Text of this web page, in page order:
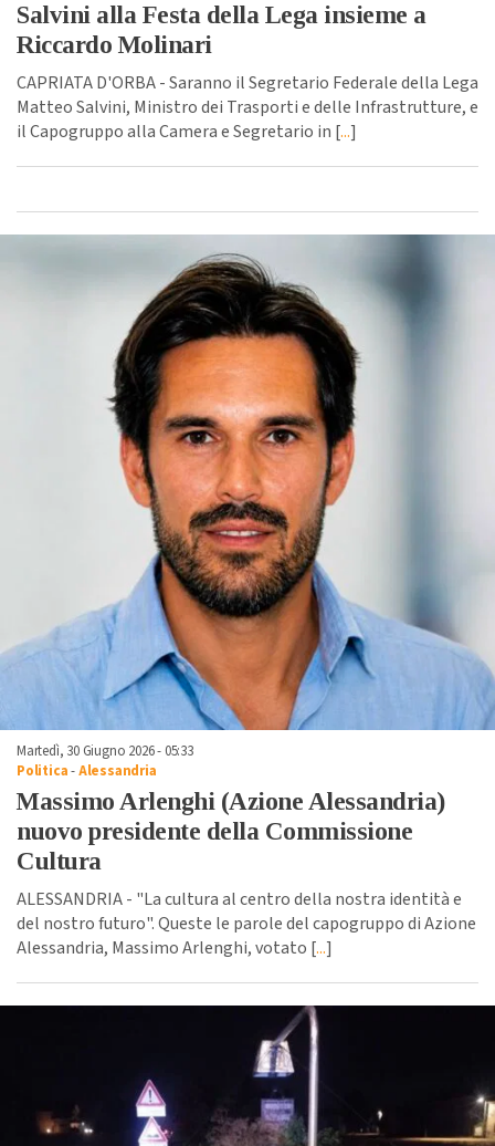
Salvini alla Festa della Lega insieme a
Riccardo Molinari
CAPRIATA D'ORBA - Saranno il Segretario Federale della Lega
Matteo Salvini, Ministro dei Trasporti e delle Infrastrutture, e
il Capogruppo alla Camera e Segretario in [...]
Martedì, 30 Giugno 2026 - 05:33
Politica-Alessandria
Massimo Arlenghi (Azione Alessandria)
nuovo presidente della Commissione
Cultura
ALESSANDRIA - "La cultura al centro della nostra identità e
del nostro futuro". Queste le parole del capogruppo di Azione
Alessandria, Massimo Arlenghi, votato [...]